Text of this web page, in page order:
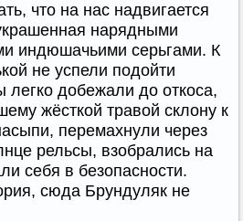
что на нас надвигается
нарядными
индюшачьими серьгами. К
не успели подойти
добежали до откоса,
жёсткой травой склону к
перемахнули через
рельсы, взобрались на
себя в безопасности.
сюда Брундуляк не